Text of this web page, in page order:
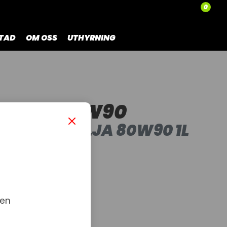
0
OM OSS UTHYRNING
80W90
80W90 1L